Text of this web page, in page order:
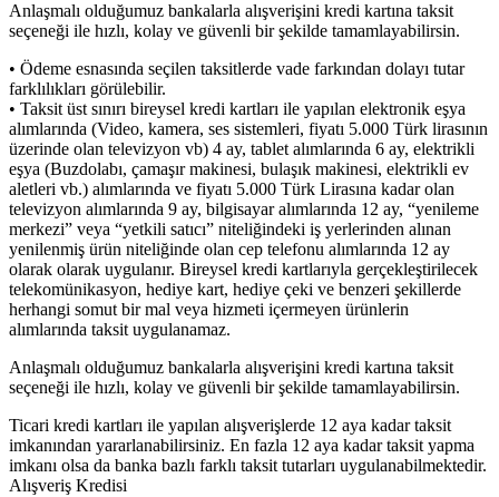
Anlaşmalı olduğumuz bankalarla alışverişini kredi kartına taksit
seçeneği ile hızlı, kolay ve güvenli bir şekilde tamamlayabilirsin.
• Ödeme esnasında seçilen taksitlerde vade farkından dolayı tutar
farklılıkları görülebilir.
• Taksit üst sınırı bireysel kredi kartları ile yapılan elektronik eşya
alımlarında (Video, kamera, ses sistemleri, fiyatı 5.000 Türk lirasının
üzerinde olan televizyon vb) 4 ay, tablet alımlarında 6 ay, elektrikli
eşya (Buzdolabı, çamaşır makinesi, bulaşık makinesi, elektrikli ev
aletleri vb.) alımlarında ve fiyatı 5.000 Türk Lirasına kadar olan
televizyon alımlarında 9 ay, bilgisayar alımlarında 12 ay, “yenileme
merkezi” veya “yetkili satıcı” niteliğindeki iş yerlerinden alınan
yenilenmiş ürün niteliğinde olan cep telefonu alımlarında 12 ay
olarak olarak uygulanır. Bireysel kredi kartlarıyla gerçekleştirilecek
telekomünikasyon, hediye kart, hediye çeki ve benzeri şekillerde
herhangi somut bir mal veya hizmeti içermeyen ürünlerin
alımlarında taksit uygulanamaz.
Anlaşmalı olduğumuz bankalarla alışverişini kredi kartına taksit
seçeneği ile hızlı, kolay ve güvenli bir şekilde tamamlayabilirsin.
Ticari kredi kartları ile yapılan alışverişlerde 12 aya kadar taksit
imkanından yararlanabilirsiniz. En fazla 12 aya kadar taksit yapma
imkanı olsa da banka bazlı farklı taksit tutarları uygulanabilmektedir.
Alışveriş Kredisi